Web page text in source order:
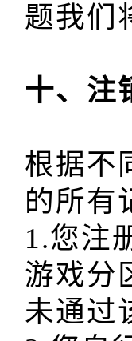
根据不
的所有
1.您注
游戏分
未通过